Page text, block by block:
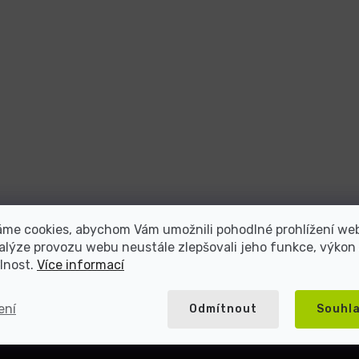
cookies, abychom Vám umožnili pohodlné prohlížení
provozu webu neustále zlepšovali jeho funkce, výkon
Více informací
Odmítnout
repasované elektroniky s více
zákazníků
Přes 20 let na trhu